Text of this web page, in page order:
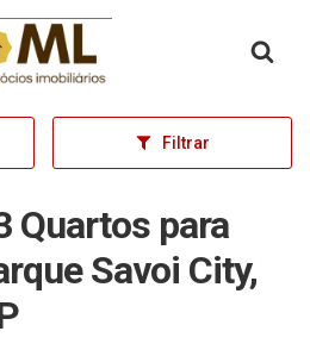
inicial
Filtrar
Quartos para
Savoi City,